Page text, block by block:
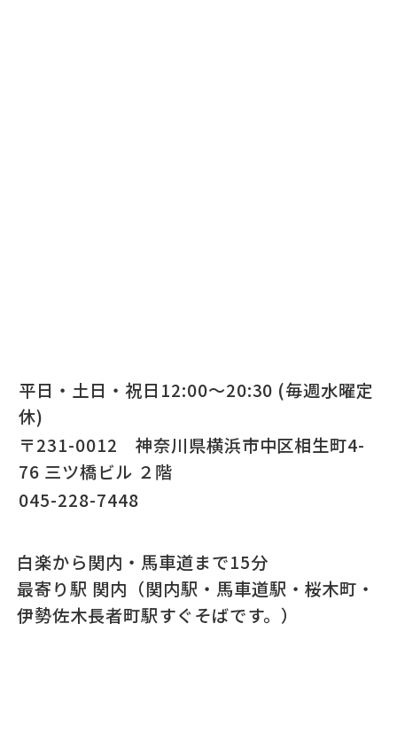
平日・土日・祝日12:00～20:30 (毎週水曜定
休)
〒231-0012 神奈川県横浜市中区相生町4-
76 三ツ橋ビル ２階
045-228-7448
白楽から関内・馬車道まで15分
最寄り駅 関内（関内駅・馬車道駅・桜木町・
伊勢佐木長者町駅すぐそばです。）